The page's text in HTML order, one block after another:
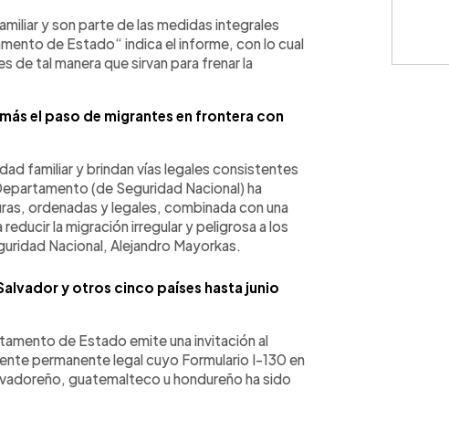
y son parte de las medidas integrales
de Estado“ indica el informe, con lo cual
de tal manera que sirvan para frenar la
el paso de migrantes en frontera con
familiar y brindan vías legales consistentes
(de Seguridad Nacional) ha
ordenadas y legales, combinada con una
la migración irregular y peligrosa a los
Nacional, Alejandro Mayorkas.
y otros cinco países hasta junio
de Estado emite una invitación al
permanente legal cuyo Formulario I-130 en
guatemalteco u hondureño ha sido